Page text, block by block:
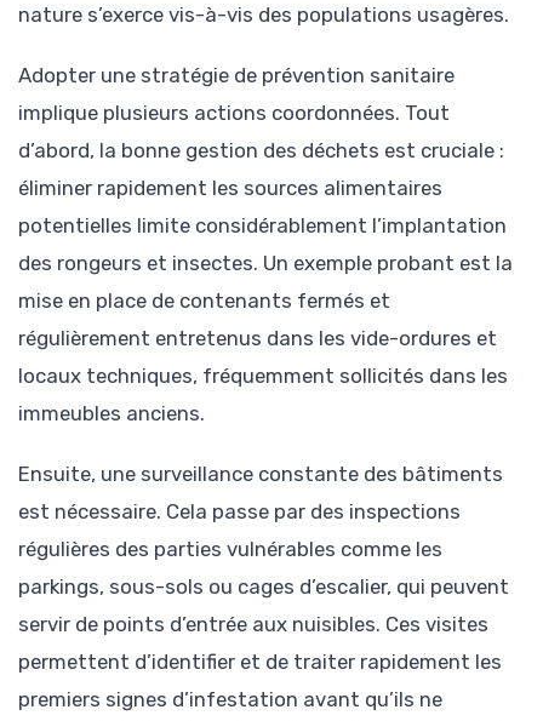
nature s’exerce vis-à-vis des populations usagères.
Adopter une stratégie de prévention sanitaire
implique plusieurs actions coordonnées. Tout
d’abord, la bonne gestion des déchets est cruciale :
éliminer rapidement les sources alimentaires
potentielles limite considérablement l’implantation
des rongeurs et insectes. Un exemple probant est la
mise en place de contenants fermés et
régulièrement entretenus dans les vide-ordures et
locaux techniques, fréquemment sollicités dans les
immeubles anciens.
Ensuite, une surveillance constante des bâtiments
est nécessaire. Cela passe par des inspections
régulières des parties vulnérables comme les
parkings, sous-sols ou cages d’escalier, qui peuvent
servir de points d’entrée aux nuisibles. Ces visites
permettent d’identifier et de traiter rapidement les
premiers signes d’infestation avant qu’ils ne